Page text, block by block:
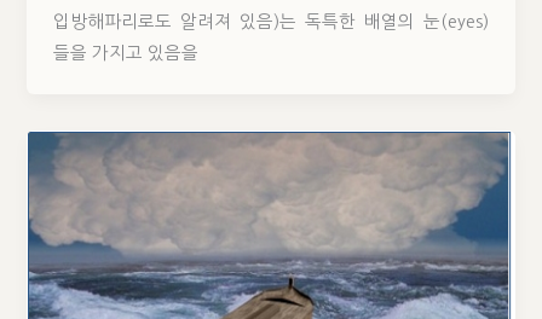
입방해파리로도 알려져 있음)는 독특한 배열의 눈(eyes)
들을 가지고 있음을